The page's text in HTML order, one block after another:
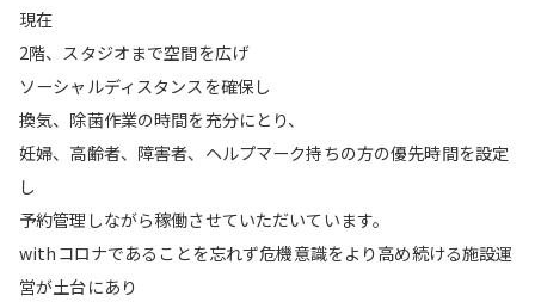
現在
2階、スタジオまで空間を広げ
ソーシャルディスタンスを確保し
換気、除菌作業の時間を充分にとり、
妊婦、高齢者、障害者、ヘルプマーク持ちの方の優先時間を設定
し
予約管理しながら稼働させていただいています。
withコロナであることを忘れず危機意識をより高め続ける施設運
営が土台にあり